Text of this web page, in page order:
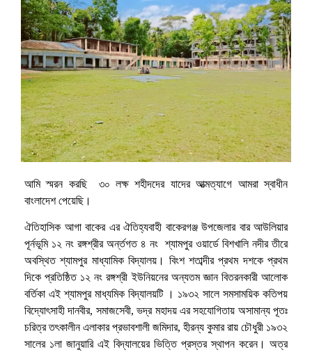
আমি স্মরন করছি ৩০ লক্ষ শহীদদের যাদের আত্মত্যাগে আমরা স্বাধীন
বাংলাদেশ পেয়েছি।
ঐতিহাসিক আগা বাকের এর ঐতিহ্যবাহী বাকেরগঞ্জ উপজেলার বার আউলিয়ার
পূর্নভূমি ১২ নং রঙ্গশ্রীর অর্ন্তগত ৪ নং শ্যামপুর ওয়ার্ডে বিশখালি নদীর তীরে
অবস্থিত শ্যামপুর মাধ্যামিক বিদ্যালয়। বিংশ শতাব্দীর প্রথম দশকে প্রথম
দিকে প্রতিষ্ঠিত ১২ নং রঙ্গশ্রী ইউনিয়নের অন্যতম জ্ঞান বিতরনকারী আলোক
বর্তিকা এই শ্যামপুর মাধ্যমিক বিদ্যালয়টি । ১৯৩২ সালে সমসাময়িক কতিপয়
বিদ্যোৎসাহী দানবীর, সমাজসেবী, ভদ্র মহাদয় এর সহযোগিতায় অসামান্য পূতঃ
চরিত্র তৎকালীন এলাকার প্রভাবশালী জমিদার, হীরন্য কুমার রায় চৌধুরী ১৯৩২
সালের ১লা জানুয়ারি এই বিদ্যালয়ের ভিত্তি প্রস্তর স্থাপন করেন। অত্র